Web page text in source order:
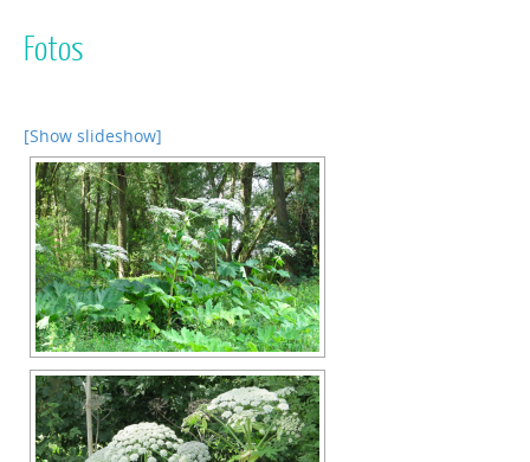
Fotos
[Show slideshow]